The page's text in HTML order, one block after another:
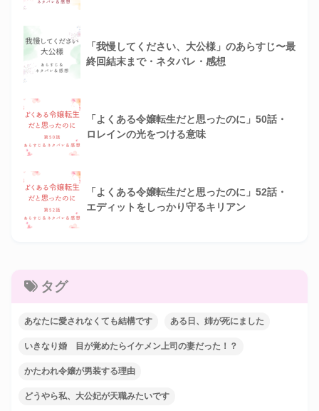
「我慢してください、大公様」のあらすじ〜最
終回結末まで・ネタバレ・感想
「よくある令嬢転生だと思ったのに」50話・
ロレインの光をつける意味
「よくある令嬢転生だと思ったのに」52話・
エディットをしっかり守るキリアン
タグ
あなたに愛されなくても結構です ある日、姉が死にました
いきなり婚 目が覚めたらイケメン上司の妻だった！？
かたわれ令嬢が男装する理由
どうやら私、大公妃が天職みたいです